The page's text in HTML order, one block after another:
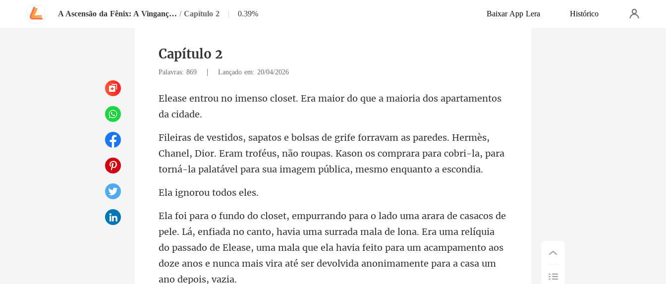
A Ascensão da Fênix: A Vingança da Herdeira Marcada / Capítulo 2 | 0.39% Baixar App Lera Histórico
Capítulo 2
Palavras: 869 | Lançado em: 20/04/2026
et. Era maior do que a maior
,
Chanel, Dior. Eram troféus, não roupas. Kason os comprara para cobri-la,
orou to
havia uma surrada mala de lona. Era uma relíquia
do passado de Elease, uma mala que ela havia feito para um